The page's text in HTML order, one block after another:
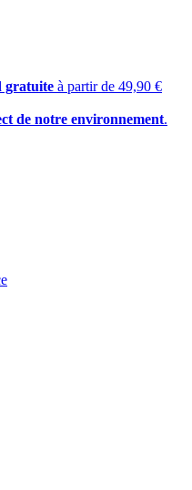
gratuite à partir de 49,90 €
de notre environnement.